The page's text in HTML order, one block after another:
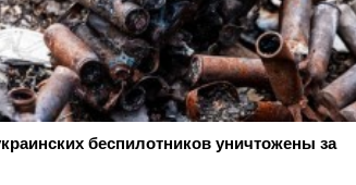
беспилотников уничтожены за